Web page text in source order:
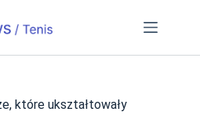
które ukształtowały